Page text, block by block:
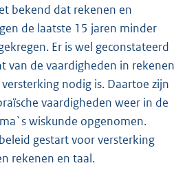
bekend dat rekenen en
de laatste 15 jaren minder
Er is wel geconstateerd
van de vaardigheden in rekenen
nodig is. Daartoe zijn
vaardigheden weer in de
wiskunde opgenomen.
gestart voor versterking
rekenen en taal.